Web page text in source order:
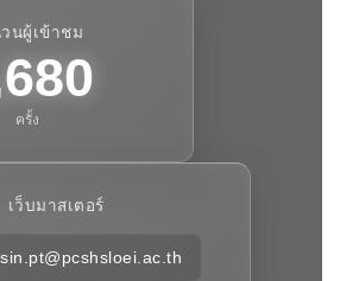
นผู้เข้าชม
ครั้ง
เว็บมาสเตอร์